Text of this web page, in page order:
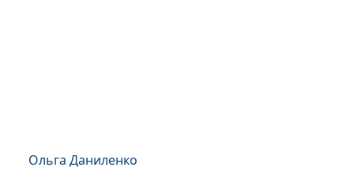
Ольга Даниленко